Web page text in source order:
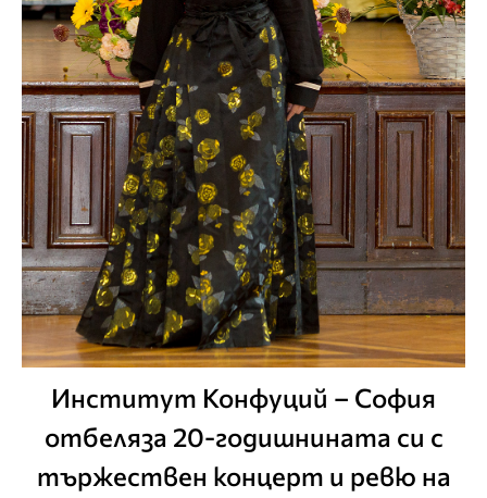
Институт Конфуций – София
отбеляза 20-годишнината си с
тържествен концерт и ревю на